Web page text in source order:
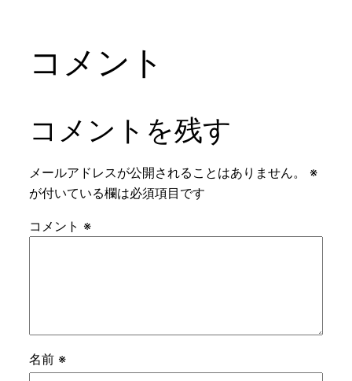
コメント
コメントを残す
メールアドレスが公開されることはありません。
※
が付いている欄は必須項目です
コメント ※
名前 ※